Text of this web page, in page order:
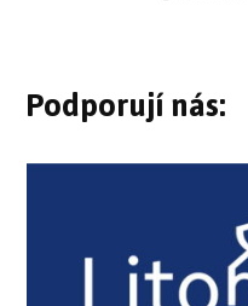
Podporují nás: